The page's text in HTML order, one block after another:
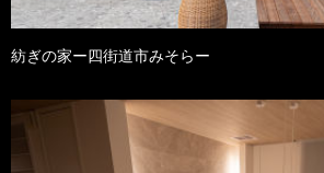
紡ぎの家ー四街道市みそらー